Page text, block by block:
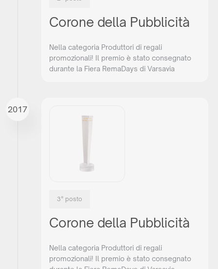
Corone della Pubblicità
Nella categoria Produttori di regali
promozionali! Il premio è stato consegnato
durante la Fiera RemaDays di Varsavia
2017
3° posto
Corone della Pubblicità
Nella categoria Produttori di regali
promozionali! Il premio è stato consegnato
Non sei un rivenditore?
Non sei un rivenditore, ma sei comunque interessato ad
acquistare i nostri prodotti? Inviaci una richiesta e ti
indicheremo il distributore giusto nel tuo paese.